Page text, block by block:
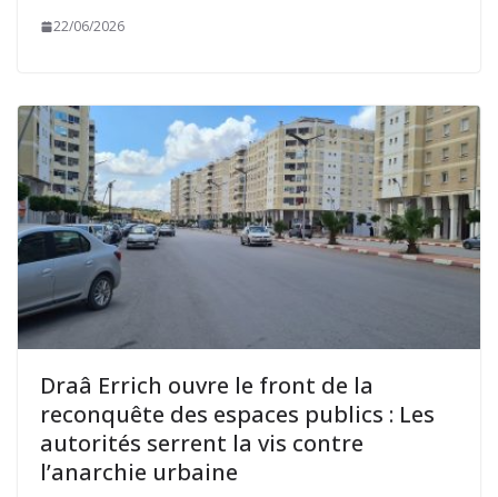
22/06/2026
Draâ Errich ouvre le front de la
reconquête des espaces publics : Les
autorités serrent la vis contre
l’anarchie urbaine